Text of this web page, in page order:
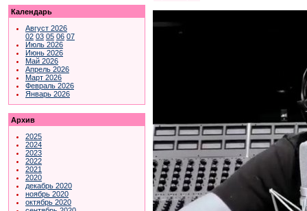
Календарь
Август 2026
02 03 05 06 07
Июль 2026
Июнь 2026
Май 2026
Апрель 2026
Март 2026
Февраль 2026
Январь 2026
Архив
2025
2024
2023
2022
2021
2020
декабрь 2020
ноябрь 2020
октябрь 2020